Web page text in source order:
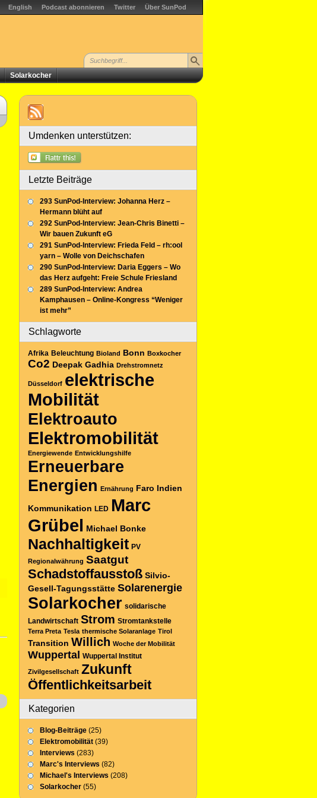
English Podcast abonnieren Twitter Über SunPod
Solarkocher
Umdenken unterstützen:
Letzte Beiträge
293 SunPod-Interview: Johanna Herz –
Hermann blüht auf
292 SunPod-Interview: Jean-Chris Binetti –
Wir bauen Zukunft eG
291 SunPod-Interview: Frieda Feld – rh:ool
yarn – Wolle von Deichschafen
290 SunPod-Interview: Daria Eggers – Wo
das Herz aufgeht: Freie Schule Friesland
289 SunPod-Interview: Andrea
Kamphausen – Online-Kongress “Weniger
ist mehr”
Schlagworte
Afrika Beleuchtung Bioland Bonn Boxkocher
Co2 Deepak Gadhia Drehstromnetz
Düsseldorf elektrische
Mobilität
Elektroauto
Elektromobilität
Energiewende Entwicklungshilfe
Erneuerbare
Energien Ernährung Faro Indien
Kommunikation LED Marc
Grübel Michael Bonke
Nachhaltigkeit PV
Regionalwährung Saatgut
Schadstoffausstoß Silvio-
Gesell-Tagungsstätte Solarenergie
Solarkocher solidarische
Landwirtschaft Strom Stromtankstelle
Terra Preta Tesla thermische Solaranlage Tirol
Transition Willich Woche der Mobilität
Wuppertal Wuppertal Institut
Zivilgesellschaft Zukunft
Öffentlichkeitsarbeit
Kategorien
Blog-Beiträge (25)
Elektromobilität (39)
Interviews (283)
Marc's Interviews (82)
Michael's Interviews (208)
Solarkocher (55)